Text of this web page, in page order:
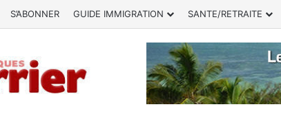
S’ABONNER GUIDE IMMIGRATION SANTE/RETRAITE